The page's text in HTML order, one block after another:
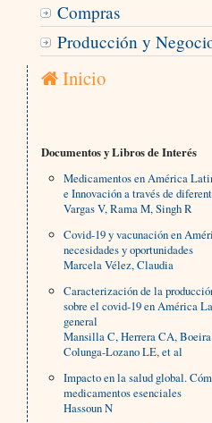
Compras
Producción y
Inicio
Documentos y Libros de Interés
Medicamentos en América
e Innovación a través de
Vargas V, Rama M, Singh R
Covid-19 y vacunación en
necesidades y oportunidades
Marcela Vélez, Claudia
Caracterización de la
sobre el covid-19 en América
general
Mansilla C, Herrera CA,
Colunga-Lozano LE, et al
Impacto en la salud global.
medicamentos esenciales
Hassoun N